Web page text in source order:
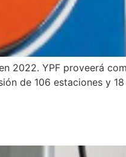
2022. YPF proveerá
de 106 estaciones y